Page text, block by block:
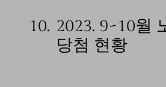
10. 2023. 9~10월
당첨 현황